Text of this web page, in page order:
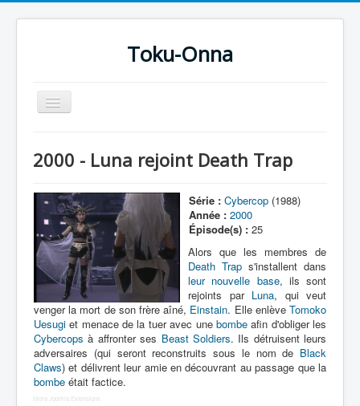
Toku-Onna
Basculer
la
Toku-Actrices
Toku-Critiques
Séries
Films
COSAA
Dessins
Artiste Asperger
Lexique
Dennô keisatsu Cybercop (電脳 警
2000 - Luna rejoint Death Trap
Série : Cybercop (1988)
Année : 2000
Épisode(s) : 25
Alors que les membres de
Death Trap s'installent dans
leur nouvelle base, ils sont
rejoints par Luna, qui veut
venger la mort de son frère aîné, Einstain. Elle enlèveTomoko
Uesugi et menace de la tuer avec une bombeafin d'obliger les
Cybercops à affronter ses Beast Soldiers. Ils détruisent leurs
adversaires (qui seront reconstruits sous le nom de Black
Claws) et délivrent leur amie en découvrant au passage que la
bombe était factice.
More Joomla Extensions